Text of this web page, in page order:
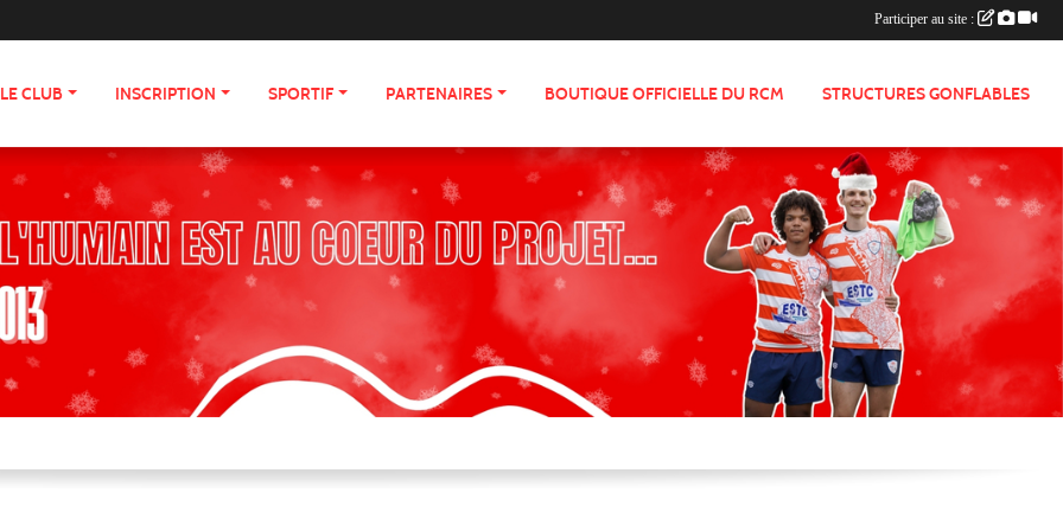
LE CLUB INSCRIPTION SPORTIF PARTENAIRES BOUTIQUE OFFICIELLE DU RCM STRUCTURES GONFLABLES
Participer au site :